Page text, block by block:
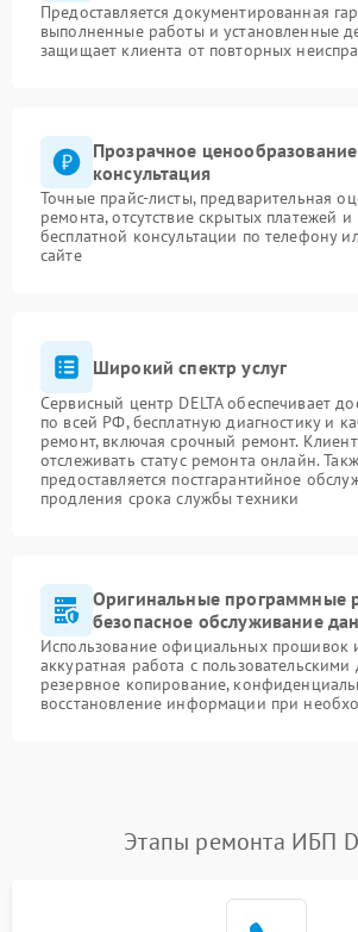
Предоставляется документированная
выполненные работы и установленные
защищает клиента от повторных
Прозрачное
консультация
Точные прайс-листы, предварительная
ремонта, отсутствие скрытых платежей
бесплатной консультации по телефону
сайте
Широкий спектр услуг
Сервисный центр DELTA обеспечивает
по всей РФ, бесплатную диагностику и
ремонт, включая срочный ремонт.
отслеживать статус ремонта онлайн.
предоставляется постгарантийное
продления срока службы техники
Оригинальные программные
безопасное обслуживание
Использование официальных прошивок
аккуратная работа с
резервное копирование,
восстановление информации при
Этапы ремонта ИБП